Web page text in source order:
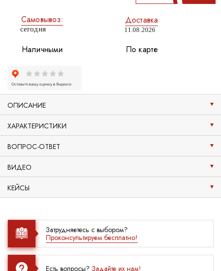
Самовывоз:
сегодня
Доставка
11.08.2026
Наличными По карте
ОПИСАНИЕ
ХАРАКТЕРИСТИКИ
ВОПРОС-ОТВЕТ
ВИДЕО
КЕЙСЫ
Затрудняетесь с выбором?
Проконсультируем бесплатно!
Есть вопросы? Задайте их нам!